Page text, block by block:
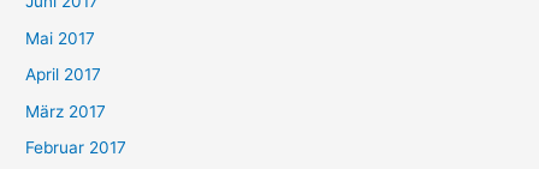
Mai 2017
April 2017
März 2017
Februar 2017